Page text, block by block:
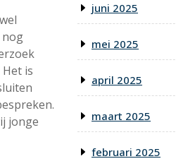
nog
is
jonge
juni 2025
mei 2025
april 2025
maart 2025
februari 2025